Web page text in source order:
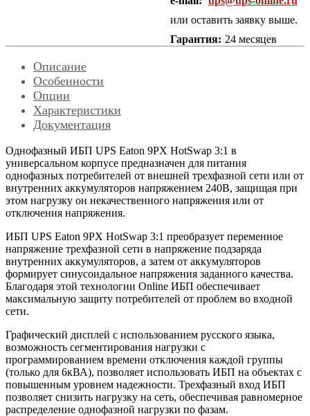
или оставить заявку выше.
Гарантия: 24 месяцев
Описание
Особенности
Опции
Характеристики
Документация
Однофазный ИБП UPS Eaton 9PX HotSwap 3:1 в
универсальном корпусе предназначен для питания
однофазных потребителей от внешней трехфазной сети или от
внутренних аккумуляторов напряжением 240В, защищая при
этом нагрузку он некачественного напряжения или от
отключения напряжения.
ИБП UPS Eaton 9PX HotSwap 3:1 преобразует переменное
напряжение трехфазной сети в напряжение подзаряда
внутренних аккумуляторов, а затем от аккумуляторов
формирует синусоидальное напряжения заданного качества.
Благодаря этой технологии Online ИБП обеспечивает
максимальную защиту потребителей от проблем во входной
сети.
Графический дисплей с использованием русского языка,
возможность сегментирования нагрузки с
программированием времени отключения каждой группы
(только для 6кВА), позволяет использовать ИБП на объектах с
повышенным уровнем надежности. Трехфазный вход ИБП
позволяет снизить нагрузку на сеть, обеспечивая равномерное
распределение однофазной нагрузки по фазам.